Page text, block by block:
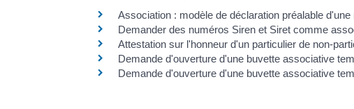
Association : modèle de déclaration préalable
Demander des numéros Siren et Siret comme
Attestation sur l'honneur d'un particulier de non-
Demande d'ouverture d'une buvette associative
Demande d'ouverture d'une buvette associative